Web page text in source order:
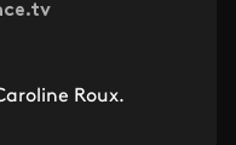
Roux.